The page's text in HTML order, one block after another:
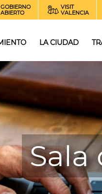
GOBIERNO
ABIERTO
VISIT
VALENCIA
LA CIUDAD
Sala